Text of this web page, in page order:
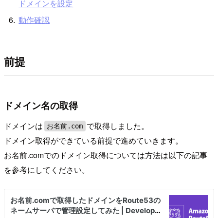
ドメインを設定
動作確認
前提
ドメイン名の取得
ドメインは お名前.com で取得しました。
ドメイン取得ができている前提で進めていきます。
お名前.comでのドメイン取得については方法は以下の記事
を参考にしてください。